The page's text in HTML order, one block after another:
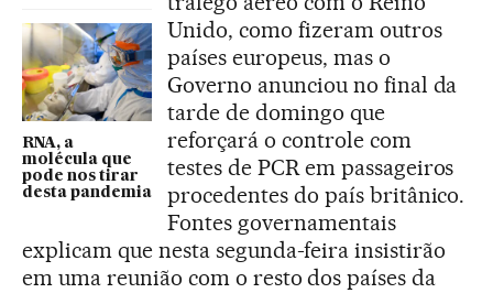
RNA, a
molécula que
pode nos tirar
desta pandemia
Unido, como fizeram outros
países europeus, mas o
Governo anunciou no final da
tarde de domingo que
reforçará o controle com
testes de PCR em passageiros
procedentes do país britânico.
Fontes governamentais
explicam que nesta segunda-feira insistirão
em uma reunião com o resto dos países da